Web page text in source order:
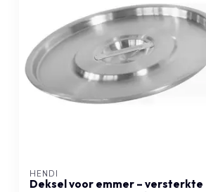
HENDI
Deksel voor emmer – versterkte